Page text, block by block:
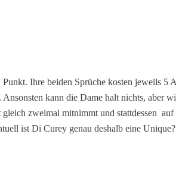
Ihre beiden Sprüche kosten jeweils
kann die Dame halt nichts, aber
zweimal mitnimmt und stattdessen auf
ist Di Curey genau deshalb eine Unique?